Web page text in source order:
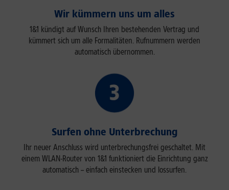
Wir kümmern uns um alles
1&1 kündigt auf Wunsch Ihren bestehenden Vertrag und
kümmert sich um alle Formalitäten. Rufnummern werden
automatisch übernommen.
Surfen ohne Unterbrechung
Ihr neuer Anschluss wird unterbrechungsfrei geschaltet. Mit
einem WLAN-Router von 1&1 funktioniert die Einrichtung ganz
automatisch – einfach einstecken und lossurfen.